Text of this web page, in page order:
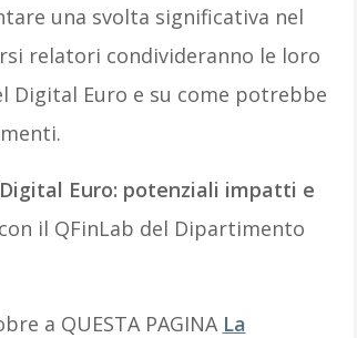
una svolta significativa nel
relatori condivideranno le loro
Digital Euro e su come potrebbe
Euro: potenziali impatti e
il QFinLab del Dipartimento
a QUESTA PAGINA La